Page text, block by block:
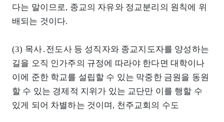
다는 말이므로, 종교의 자유와 정교분리의 원칙에 위
배되는 것이다.
(3) 목사․전도사 등 성직자와 종교지도자를 양성하는
길을 오직 인가주의 규정에 따라야 한다면 대학이나
이에 준한 학교를 설립할 수 있는 막중한 금원을 동원
할 수 있는 경제적 지위가 있는 교단만 이를 행할 수
있게 되어 차별하는 것이며, 천주교회의 수도